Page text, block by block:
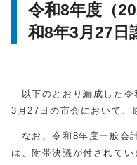
令和8年度（
和8年3月27日
以下のとおり編成した令
3月27日の市会において、
なお、令和8年度一般会
は、附帯決議が付されてい